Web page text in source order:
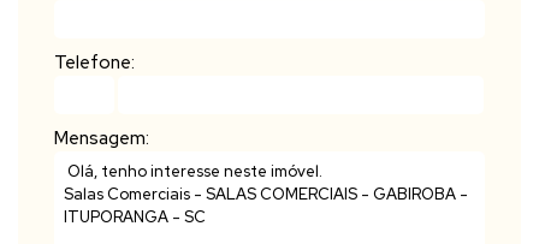
Telefone:
Mensagem: